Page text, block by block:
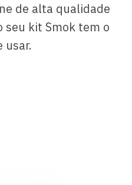
de alta qualidade
seu kit Smok tem o
usar.